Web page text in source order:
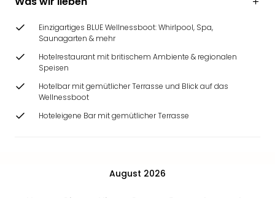
Einzigartiges BLUE Wellnessboot: Whirlpool, Spa,
Saunagarten & mehr
Hotelrestaurant mit britischem Ambiente & regionalen
Speisen
Hotelbar mit gemütlicher Terrasse und Blick auf das
Wellnessboot
Hoteleigene Bar mit gemütlicher Terrasse
August 2026